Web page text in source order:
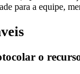
para a equipe,
o